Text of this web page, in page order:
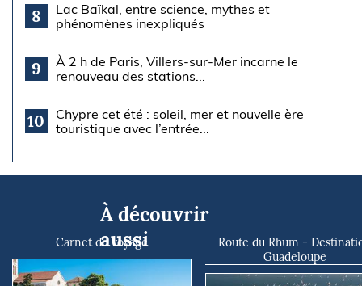
8
Lac Baïkal, entre science, mythes et
phénomènes inexpliqués
9
À 2 h de Paris, Villers-sur-Mer incarne le
renouveau des stations...
10
Chypre cet été : soleil, mer et nouvelle ère
touristique avec l’entrée...
À découvrir
aussi
Carnet de voyage
Route du Rhum -
Guadeloupe